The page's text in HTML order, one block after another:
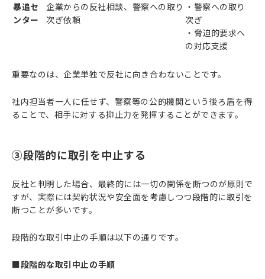
暴追セ
ンター
企業からの反社相談、警察への取り
次ぎ依頼
・警察への取り
次ぎ
・脅迫的要求へ
の対応支援
重要なのは、企業単独で反社に向き合わないことです。
社内担当者一人に任せず、警察等の公的機関という後ろ盾を得
ることで、相手に対する抑止力を発揮することができます。
③段階的に取引を中止する
反社と判明した場合、最終的には一切の関係を断つのが原則で
すが、実際には契約状況や安全面を考慮しつつ段階的に取引を
断つことが多いです。
段階的な取引中止の手順は以下の通りです。
■段階的な取引中止の手順